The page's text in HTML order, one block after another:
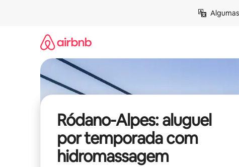
Ródano-Alpes: aluguel
por temporada com
hidromassagem